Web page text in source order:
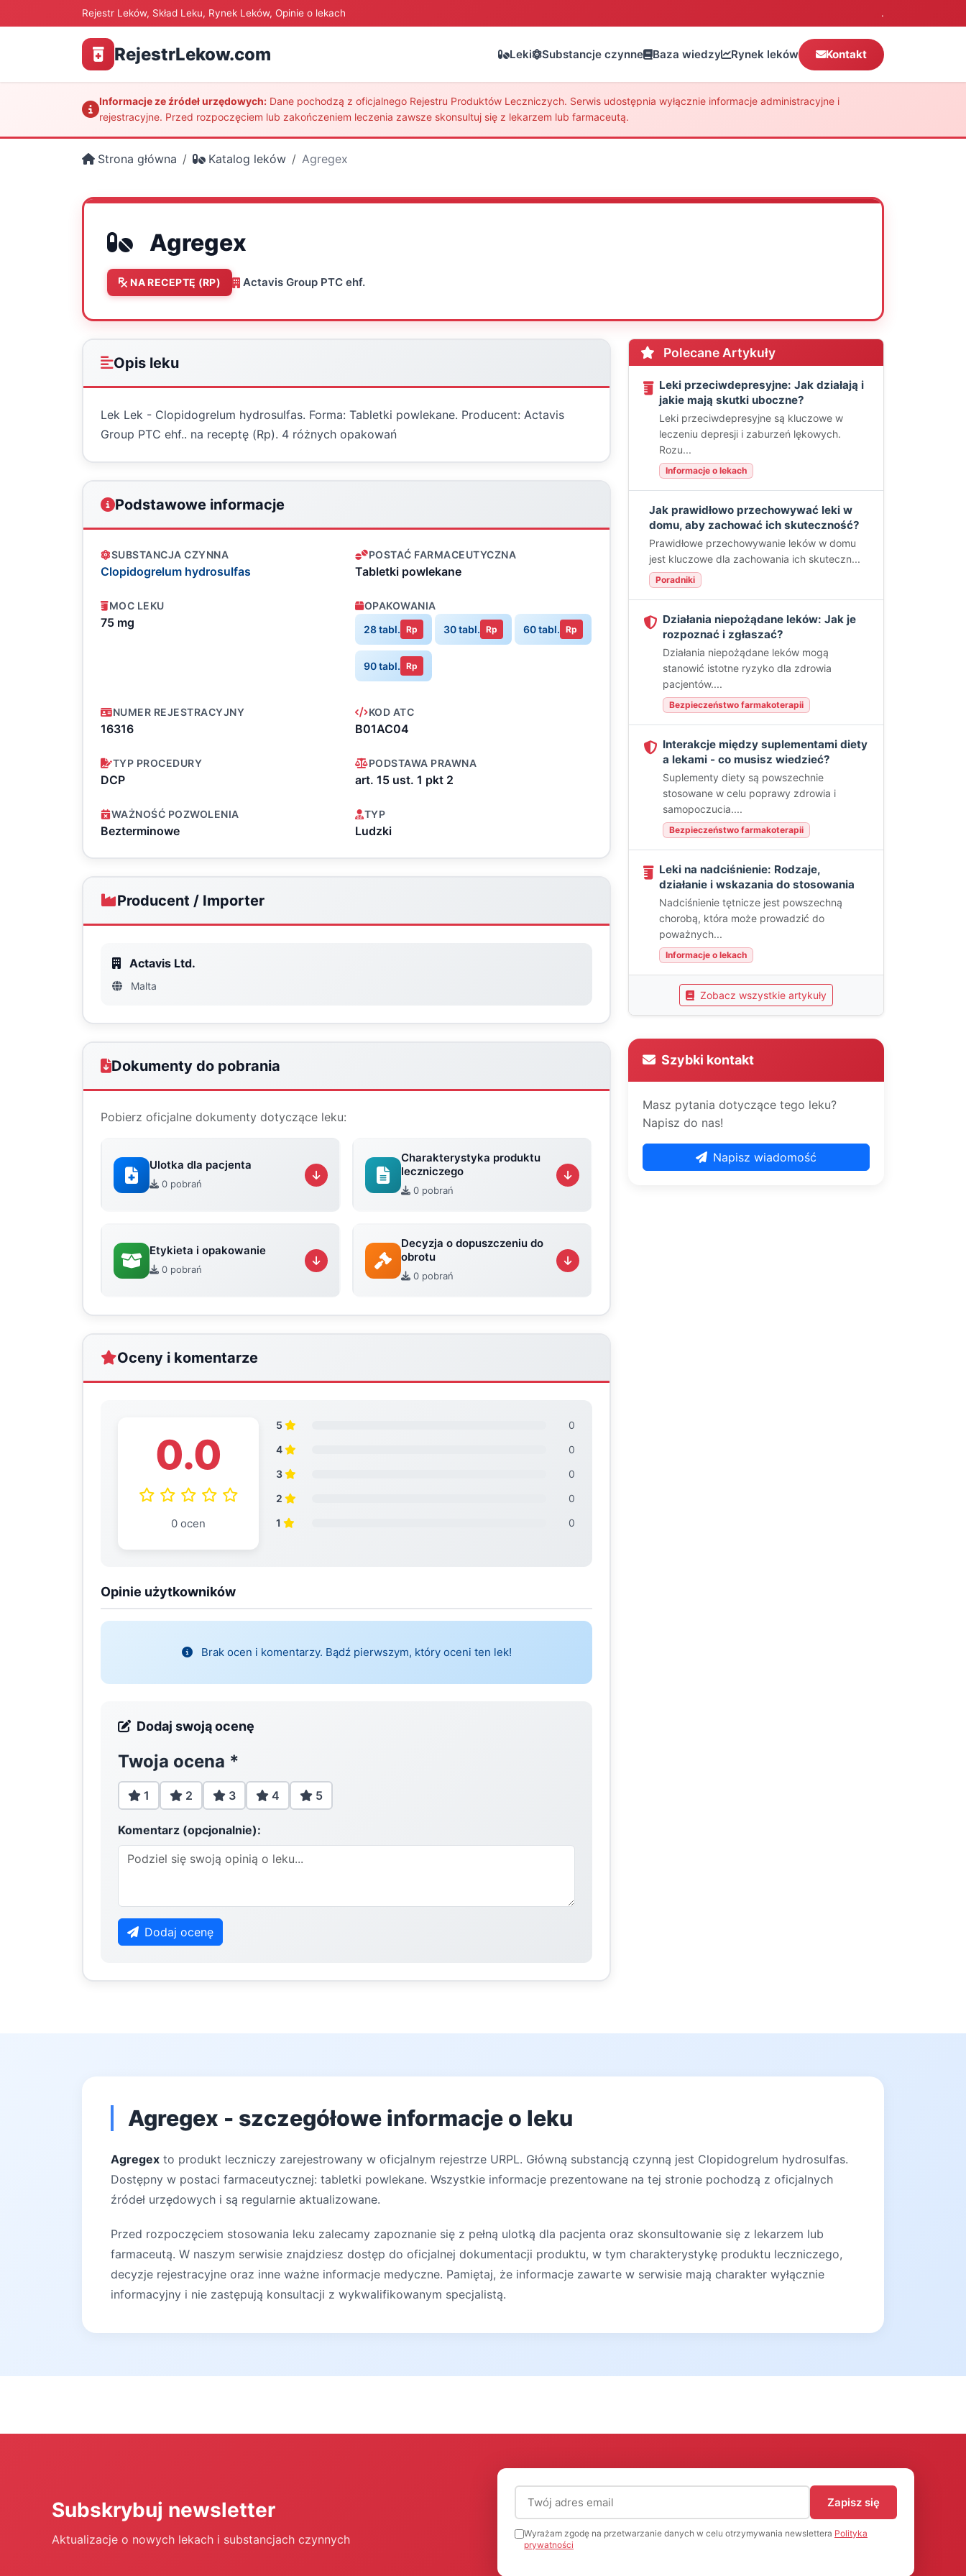
Rejestr Leków, Skład Leku, Rynek Leków, Opinie o lekach .
RejestrLekow.com Leki Substancje czynne Baza wiedzy Rynek leków Kontakt
Informacje ze źródeł urzędowych: Dane pochodzą z oficjalnego Rejestru Produktów Leczniczych. Serwis udostępnia wyłącznie informacje administracyjne i
rejestracyjne. Przed rozpoczęciem lub zakończeniem leczenia zawsze skonsultuj się z lekarzem lub farmaceutą.
Strona główna Katalog leków Agregex
Agregex
NA RECEPTĘ (RP) Actavis Group PTC ehf.
Opis leku
Lek Lek - Clopidogrelum hydrosulfas. Forma: Tabletki powlekane. Producent: Actavis
Group PTC ehf.. na receptę (Rp). 4 różnych opakowań
Podstawowe informacje
SUBSTANCJA CZYNNA
Clopidogrelum hydrosulfas
POSTAĆ FARMACEUTYCZNA
Tabletki powlekane
MOC LEKU
75 mg
OPAKOWANIA
28 tabl. Rp 30 tabl. Rp 60 tabl. Rp
90 tabl. Rp
NUMER REJESTRACYJNY
16316
KOD ATC
B01AC04
TYP PROCEDURY
DCP
PODSTAWA PRAWNA
art. 15 ust. 1 pkt 2
WAŻNOŚĆ POZWOLENIA
Bezterminowe
TYP
Ludzki
Producent / Importer
Actavis Ltd.
Malta
Dokumenty do pobrania
Pobierz oficjalne dokumenty dotyczące leku:
Ulotka dla pacjenta
0 pobrań
Charakterystyka produktu
leczniczego
0 pobrań
Etykieta i opakowanie
0 pobrań
Decyzja o dopuszczeniu do
obrotu
0 pobrań
Oceny i komentarze
0.0
0 ocen
5
0
4
0
3
0
2
0
1
0
Opinie użytkowników
Brak ocen i komentarzy. Bądź pierwszym, który oceni ten lek!
Dodaj swoją ocenę
Twoja ocena *
1 2 3 4 5
Komentarz (opcjonalnie):
Dodaj ocenę
Polecane Artykuły
Leki przeciwdepresyjne: Jak działają i
jakie mają skutki uboczne?
Leki przeciwdepresyjne są kluczowe w
leczeniu depresji i zaburzeń lękowych.
Rozu...
Informacje o lekach
Jak prawidłowo przechowywać leki w
domu, aby zachować ich skuteczność?
Prawidłowe przechowywanie leków w domu
jest kluczowe dla zachowania ich skuteczn...
Poradniki
Działania niepożądane leków: Jak je
rozpoznać i zgłaszać?
Działania niepożądane leków mogą
stanowić istotne ryzyko dla zdrowia
pacjentów....
Bezpieczeństwo farmakoterapii
Interakcje między suplementami diety
a lekami - co musisz wiedzieć?
Suplementy diety są powszechnie
stosowane w celu poprawy zdrowia i
samopoczucia....
Bezpieczeństwo farmakoterapii
Leki na nadciśnienie: Rodzaje,
działanie i wskazania do stosowania
Nadciśnienie tętnicze jest powszechną
chorobą, która może prowadzić do
poważnych...
Informacje o lekach
Zobacz wszystkie artykuły
Szybki kontakt
Masz pytania dotyczące tego leku?
Napisz do nas!
Napisz wiadomość
Agregex - szczegółowe informacje o leku
Agregex to produkt leczniczy zarejestrowany w oficjalnym rejestrze URPL. Główną substancją czynną jest Clopidogrelum hydrosulfas.
Dostępny w postaci farmaceutycznej: tabletki powlekane. Wszystkie informacje prezentowane na tej stronie pochodzą z oficjalnych
źródeł urzędowych i są regularnie aktualizowane.
Przed rozpoczęciem stosowania leku zalecamy zapoznanie się z pełną ulotką dla pacjenta oraz skonsultowanie się z lekarzem lub
farmaceutą. W naszym serwisie znajdziesz dostęp do oficjalnej dokumentacji produktu, w tym charakterystykę produktu leczniczego,
decyzje rejestracyjne oraz inne ważne informacje medyczne. Pamiętaj, że informacje zawarte w serwisie mają charakter wyłącznie
informacyjny i nie zastępują konsultacji z wykwalifikowanym specjalistą.
Subskrybuj newsletter
Aktualizacje o nowych lekach i substancjach czynnych
Adres email (wymagany)
Zapisz się
Wyrażam zgodę na przetwarzanie danych w celu otrzymywania newslettera Polityka
prywatności